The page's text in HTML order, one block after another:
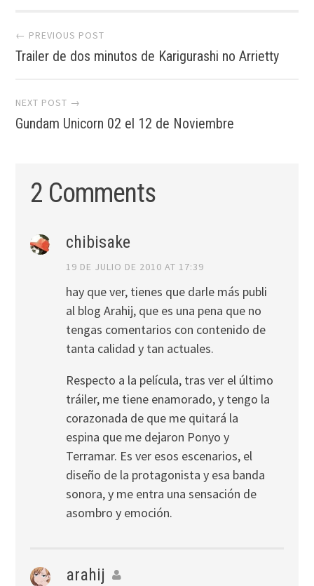
Post
navigation
← PREVIOUS POST
Trailer de dos minutos de Karigurashi no Arrietty
NEXT POST →
Gundam Unicorn 02 el 12 de Noviembre
2 Comments
chibisake
19 DE JULIO DE 2010 AT 17:39
hay que ver, tienes que darle más publi
al blog Arahij, que es una pena que no
tengas comentarios con contenido de
tanta calidad y tan actuales.
Respecto a la película, tras ver el último
tráiler, me tiene enamorado, y tengo la
corazonada de que me quitará la
espina que me dejaron Ponyo y
Terramar. Es ver esos escenarios, el
diseño de la protagonista y esa banda
sonora, y me entra una sensación de
asombro y emoción.
arahij